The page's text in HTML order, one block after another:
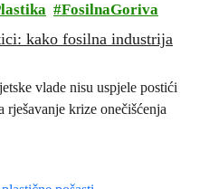
FosilnaGoriva
kako fosilna industrija
vlade nisu uspjele postići
krize onečišćenja